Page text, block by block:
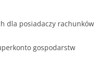
dla posiadaczy rachunków
gospodarstw